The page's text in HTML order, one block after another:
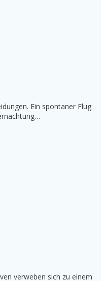
Ein spontaner Flug
verweben sich zu einem